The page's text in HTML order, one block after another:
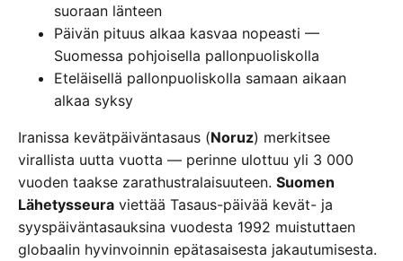
suoraan länteen
Päivän pituus alkaa kasvaa nopeasti —
Suomessa pohjoisella pallonpuoliskolla
Eteläisellä pallonpuoliskolla samaan aikaan
alkaa syksy
Iranissa kevätpäiväntasaus (Noruz) merkitsee
virallista uutta vuotta — perinne ulottuu yli 3 000
vuoden taakse zarathustralaisuuteen. Suomen
Lähetysseura viettää Tasaus-päivää kevät- ja
syyspäiväntasauksina vuodesta 1992 muistuttaen
globaalin hyvinvoinnin epätasaisesta jakautumisesta.